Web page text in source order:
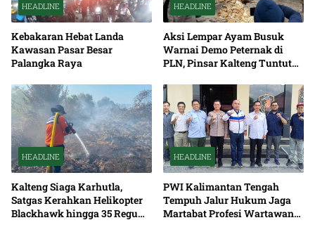
HEADLINE
Kebakaran Hebat Landa
Kawasan Pasar Besar
Palangka Raya
HEADLINE
Aksi Lempar Ayam Busuk
Warnai Demo Peternak di
PLN, Pinsar Kalteng Tuntut
HEADLINE
Kalteng Siaga Karhutla,
Satgas Kerahkan Helikopter
Blackhawk hingga 35 Regu
HEADLINE
PWI Kalimantan Tengah
Tempuh Jalur Hukum Jaga
Martabat Profesi Wartawan